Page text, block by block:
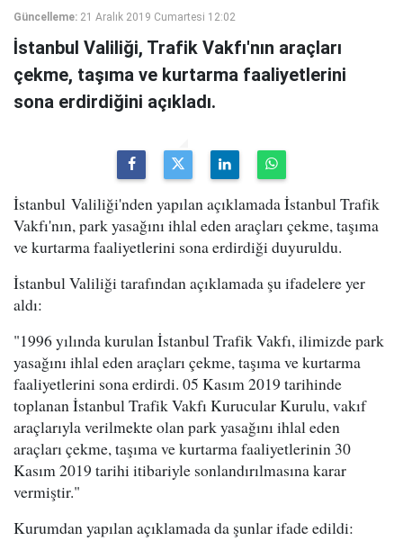
Güncelleme: 21 Aralık 2019 Cumartesi 12:02
İstanbul Valiliği, Trafik Vakfı'nın araçları
çekme, taşıma ve kurtarma faaliyetlerini
sona erdirdiğini açıkladı.
İstanbul Valiliği'nden yapılan açıklamada İstanbul Trafik
Vakfı'nın, park yasağını ihlal eden araçları çekme, taşıma
ve kurtarma faaliyetlerini sona erdirdiği duyuruldu.
İstanbul Valiliği tarafından açıklamada şu ifadelere yer
aldı:
"1996 yılında kurulan İstanbul Trafik Vakfı, ilimizde park
yasağını ihlal eden araçları çekme, taşıma ve kurtarma
faaliyetlerini sona erdirdi. 05 Kasım 2019 tarihinde
toplanan İstanbul Trafik Vakfı Kurucular Kurulu, vakıf
araçlarıyla verilmekte olan park yasağını ihlal eden
araçları çekme, taşıma ve kurtarma faaliyetlerinin 30
Kasım 2019 tarihi itibariyle sonlandırılmasına karar
vermiştir."
Kurumdan yapılan açıklamada da şunlar ifade edildi: